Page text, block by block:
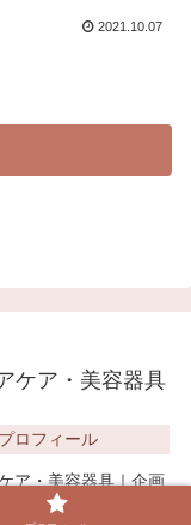
2021.10.07
ケア・美容器具
プロフィール
ア・美容器具｜企画